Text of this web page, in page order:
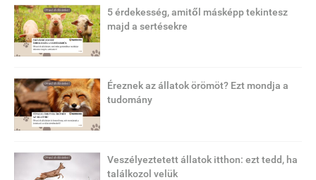
5 érdekesség, amitől másképp tekintesz
majd a sertésekre
Éreznek az állatok örömöt? Ezt mondja a
tudomány
Veszélyeztetett állatok itthon: ezt tedd, ha
találkozol velük